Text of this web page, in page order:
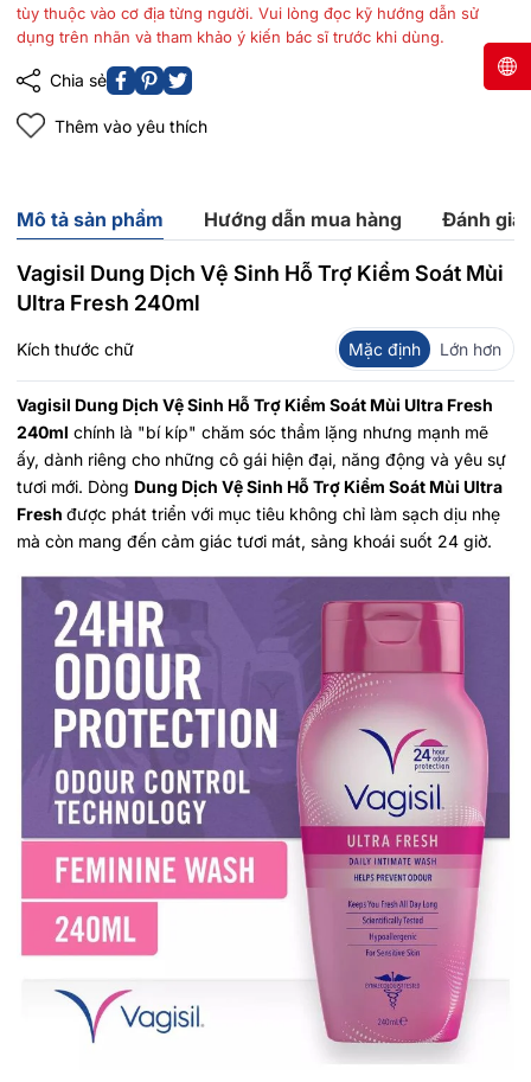
tùy thuộc vào cơ địa từng người. Vui lòng đọc kỹ hướng dẫn sử
dụng trên nhãn và tham khảo ý kiến bác sĩ trước khi dùng.
Chia sẻ
Thêm vào yêu thích
Mô tả sản phẩm Hướng dẫn mua hàng Đánh giá
Vagisil Dung Dịch Vệ Sinh Hỗ Trợ Kiểm Soát Mùi
Ultra Fresh 240ml
Kích thước chữ Mặc định Lớn hơn
Vagisil Dung Dịch Vệ Sinh Hỗ Trợ Kiểm Soát Mùi Ultra Fresh
240ml chính là "bí kíp" chăm sóc thầm lặng nhưng mạnh mẽ
ấy, dành riêng cho những cô gái hiện đại, năng động và yêu sự
tươi mới. Dòng Dung Dịch Vệ Sinh Hỗ Trợ Kiểm Soát Mùi Ultra
Fresh được phát triển với mục tiêu không chỉ làm sạch dịu nhẹ
mà còn mang đến cảm giác tươi mát, sảng khoái suốt 24 giờ.